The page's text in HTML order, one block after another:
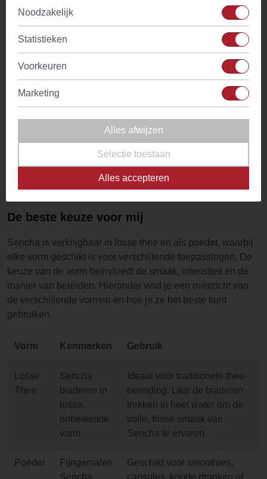
kwaliteitsth
ee én
persoonlijk
e service
houdt.
Biologisch Nee
Hoeveelheid 1 tl
Zettijd 2 min.
Temperatuur water 70°C
groene thee (Japan)
Theesoort Groene thee
De beste keuze voor mij
Sencha is verkrijgbaar in losse thee en als poeder, waarbij
elke vorm geschikt is voor verschillende toepassingen. De
keuze van de vorm beïnvloedt de smaak, intensiteit en de
manier van bereiden. Hieronder vind je een overzicht van
de verschillende vormen en hoe je ze het beste kunt
gebruiken.
Vorm Kenmerken Gebruik
Losse
Thee
Sencha
bladeren in
losse,
onbewerkte
vorm
Ideaal voor traditionele thee-
bereiding. Laat de bladeren
trekken in heet water om de
volle, frisse smaak van
Sencha te ervaren.
Poeder
Fijngemalen
Geschikt voor smoothies,
Noodzakelijk
Statistieken
Voorkeuren
Marketing
Alles afwijzen
Selectie toestaan
Alles accepteren